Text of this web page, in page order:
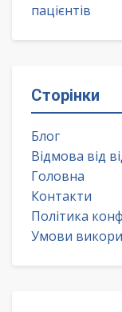
пацієнтів
Сторінки
Блог
Відмова від
Головна
Контакти
Політика
Умови